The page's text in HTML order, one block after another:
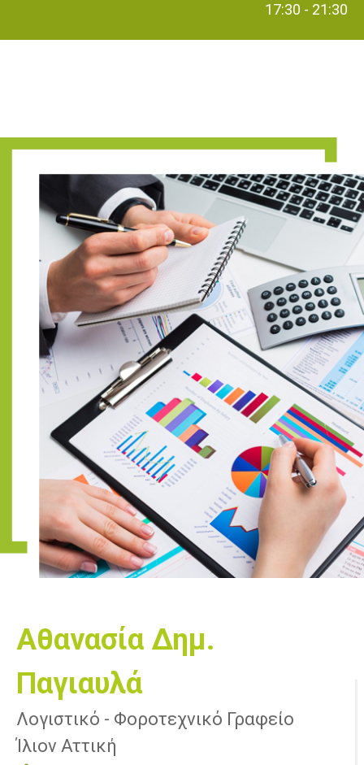
17:30 - 21:30
Αθανασία Δημ.
Παγιαυλά
Λογιστικό - Φοροτεχνικό Γραφείο
Ίλιον Αττική